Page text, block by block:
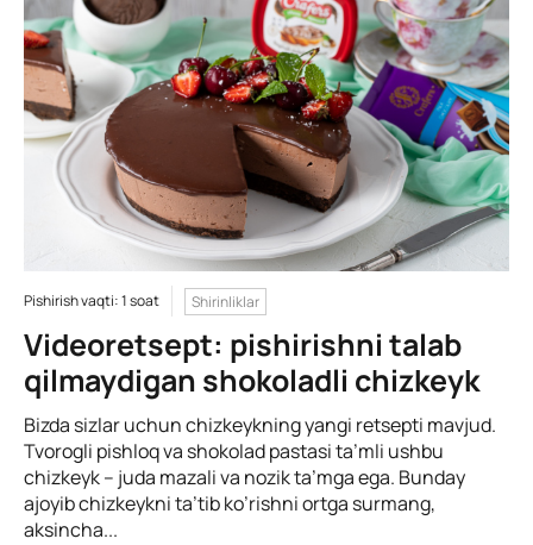
Pishirish vaqti: 1 soat Shirinliklar
Videoretsept: pishirishni talab
qilmaydigan shokoladli chizkeyk
Bizda sizlar uchun chizkeykning yangi retsepti mavjud.
Tvorogli pishloq va shokolad pastasi ta’mli ushbu
chizkeyk – juda mazali va nozik ta’mga ega. Bunday
ajoyib chizkeykni ta’tib ko’rishni ortga surmang,
aksincha...